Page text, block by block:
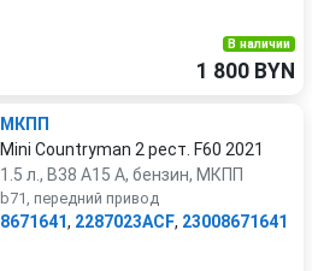
В наличии
1 800 BYN
МКПП
Mini Countryman 2 рест. F60 2021
1.5 л., B38 A15 A, бензин, МКПП
b71, передний привод
8671641, 2287023ACF, 23008671641